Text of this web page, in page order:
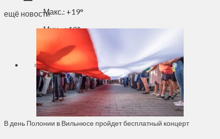
Макс.: +19°
Мин.:+12°
Сб, 08.08.2026
ещё новости
В день Полонии в Вильнюсе пройдет бесплатный концерт